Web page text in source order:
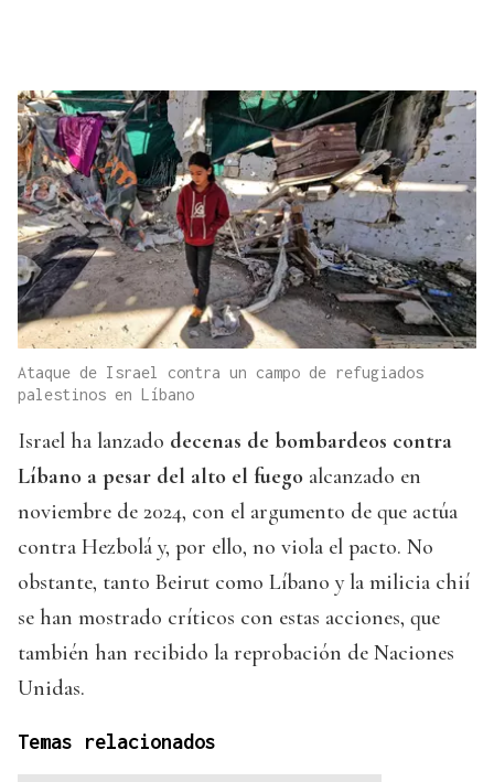
Ataque de Israel contra un campo de refugiados
palestinos en Líbano
Israel ha lanzado decenas de bombardeos contra
Líbano a pesar del alto el fuego alcanzado en
noviembre de 2024, con el argumento de que actúa
contra Hezbolá y, por ello, no viola el pacto. No
obstante, tanto Beirut como Líbano y la milicia chií
se han mostrado críticos con estas acciones, que
también han recibido la reprobación de Naciones
Unidas.
Temas relacionados